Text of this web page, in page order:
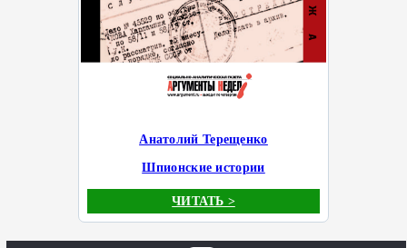
Анатолий Терещенко
Шпионские истории
ЧИТАТЬ >